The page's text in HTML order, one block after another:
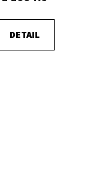
DETAIL